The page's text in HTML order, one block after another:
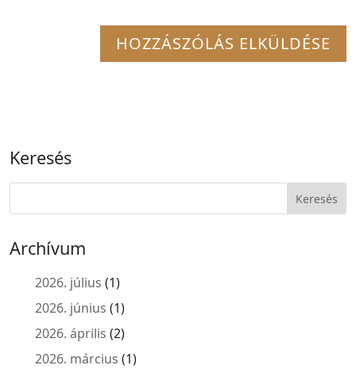
Keresés
Archívum
2026. július (1)
2026. június (1)
2026. április (2)
2026. március (1)